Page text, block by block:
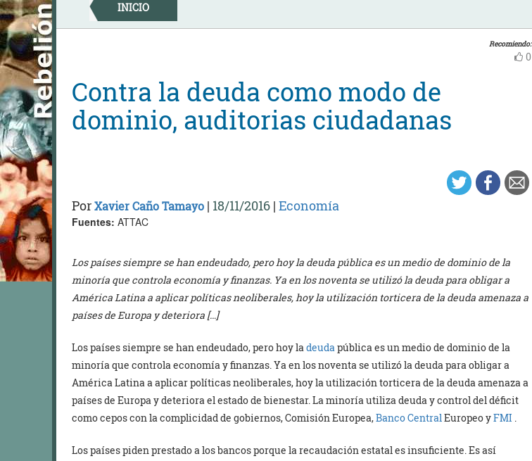
Skip
to
content
INICIO
Recomiendo:
0
Contra la deuda como modo de
dominio, auditorias ciudadanas
PorXavier Caño Tamayo | 18/11/2016 | Economía
Fuentes: ATTAC
Los países siempre se han endeudado, pero hoy la deuda pública es un medio de dominio de la
minoría que controla economía y finanzas. Ya en los noventa se utilizó la deuda para obligar a
América Latina a aplicar políticas neoliberales, hoy la utilización torticera de la deuda amenaza a
países de Europa y deteriora […]
Los países siempre se han endeudado, pero hoy ladeudapública es un medio de dominio de la
minoría que controla economía y finanzas. Ya en los noventa se utilizó la deuda para obligar a
América Latina a aplicar políticas neoliberales, hoy la utilización torticera de la deuda amenaza a
países de Europa y deteriora el estado de bienestar. La minoría utiliza deuda y control del déficit
como cepos con la complicidad de gobiernos, Comisión Europea,Banco CentralEuropeo yFMI .
Los países piden prestado a los bancos porque la recaudación estatal es insuficiente. Es así